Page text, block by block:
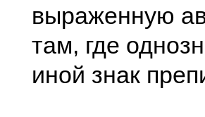
выраженную
там, где
иной знак